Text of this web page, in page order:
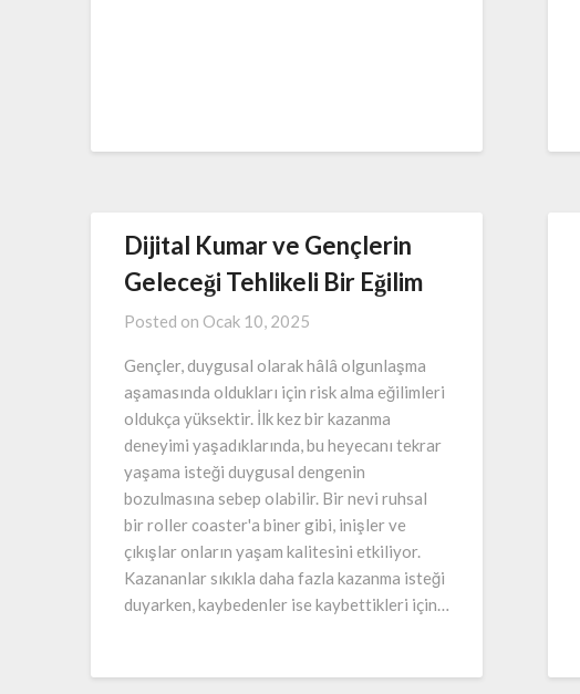
Dijital Kumar ve Gençlerin
Geleceği Tehlikeli Bir Eğilim
Posted on Ocak 10, 2025
Gençler, duygusal olarak hâlâ olgunlaşma
aşamasında oldukları için risk alma eğilimleri
oldukça yüksektir. İlk kez bir kazanma
deneyimi yaşadıklarında, bu heyecanı tekrar
yaşama isteği duygusal dengenin
bozulmasına sebep olabilir. Bir nevi ruhsal
bir roller coaster'a biner gibi, inişler ve
çıkışlar onların yaşam kalitesini etkiliyor.
Kazananlar sıkıkla daha fazla kazanma isteği
duyarken, kaybedenler ise kaybettikleri için…